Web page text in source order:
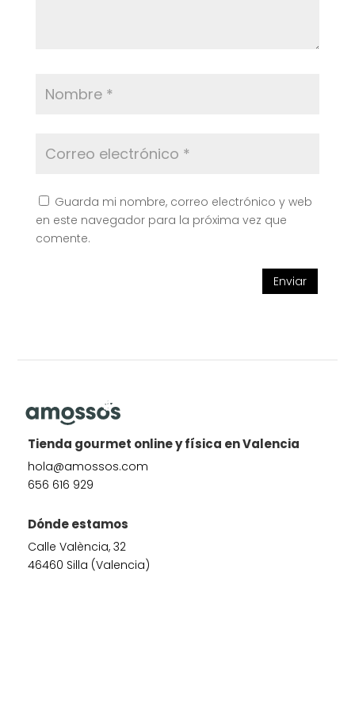
Guarda mi nombre, correo electrónico y web
en este navegador para la próxima vez que
comente.
Enviar
Tienda gourmet online y física en Valencia
hola@amossos.com
656 616 929
Dónde estamos
Calle València, 32
46460 Silla (Valencia)